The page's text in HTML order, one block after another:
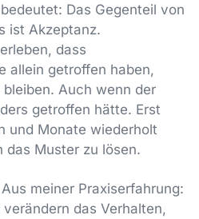
Das Gegenteil von
ist Akzeptanz.
dass
allein getroffen haben,
Auch wenn der
getroffen hätte. Erst
und Monate wiederholt
das Muster zu lösen.
meiner Praxiserfahrung:
das Verhalten,